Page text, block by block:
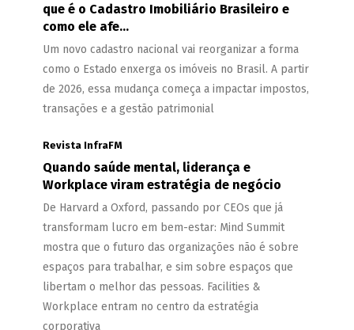
que é o Cadastro Imobiliário Brasileiro e
como ele afe...
Um novo cadastro nacional vai reorganizar a forma
como o Estado enxerga os imóveis no Brasil. A partir
de 2026, essa mudança começa a impactar impostos,
transações e a gestão patrimonial
Revista InfraFM
Quando saúde mental, liderança e
Workplace viram estratégia de negócio
De Harvard a Oxford, passando por CEOs que já
transformam lucro em bem-estar: Mind Summit
mostra que o futuro das organizações não é sobre
espaços para trabalhar, e sim sobre espaços que
libertam o melhor das pessoas. Facilities &
Workplace entram no centro da estratégia
corporativa